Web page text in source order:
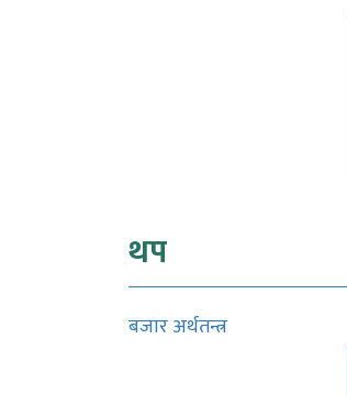
थप
बजार अर्थतन्त्र